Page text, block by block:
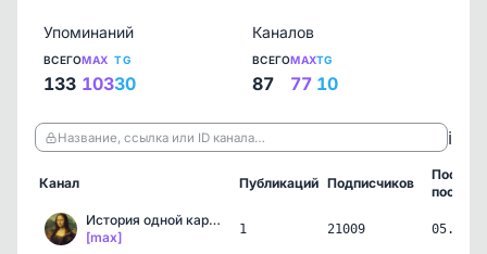
Упоминаний
ВСЕГО
133
MAX
103
TG
30
Каналов
ВСЕГО
87
MAX
77
TG
10
Название, ссылка или ID канала… ℹ️
Канал Публикаций Подписчиков
пост
История одной картины | …
[max]
1 21009